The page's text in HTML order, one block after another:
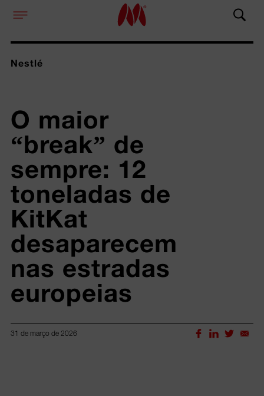
Nestlé
O maior
“break” de
sempre: 12
toneladas de
KitKat
desaparecem
nas estradas
europeias
31 de março de 2026